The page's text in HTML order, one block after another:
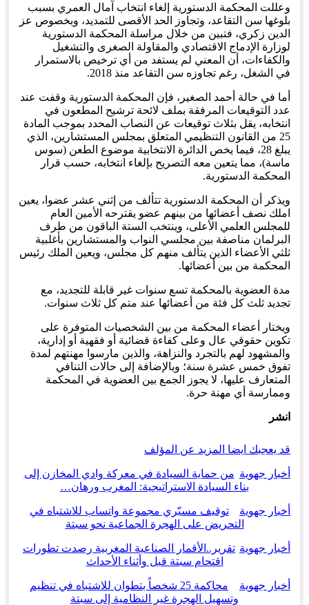
وعللت المحكمة الدستورية إلغاء انتخاب آمال العمري بسبب
بلوغها سن التقاعد، وتجاوز الحد الأقصى للتمديد، وبخصوص عز
الدين زكري، فتبين من خلال مراسلة المحكمة الدستورية
لوزارة الإدماج الاقتصادي والمقاولة الصغرى والتشغيل
والكفاءات، أن المعني لم يستفد من أي ترخيص بالاستمرار
في الشغل، رغم تجاوزه سن التقاعد منذ 2018.
أما في حالة أحمد الصغير، فإن المحكمة الدستورية وقفت عند
عدد التوقيعات المرفقة بملف لائحة ترشيح المطعون في
انتخابه، يقل بثلاث توقيعات عن النصاب المحدد بموجب المادة
25 من القانون التنظيمي المتعلق بمجلس المستشارين، الذي
يبلغ 28، فيما يخص الدائرة الانتخابية موضوع الطعن (سوس
ماسة)، مما يتعين معه التصريح بإلغاء انتخابه، حسب قرار
المحكمة الدستورية.
ويذكر أن المحكمة الدستورية تتألف من إثني عشر عضوا، يعين
املك نصف أعضائها من بينهم عضو يقترحه الأمين العام
للمجلس العلمي الأعلى، وينتخب الستة الباقون من طرف
البرلمان مناصفة بين مجلسي النواب والمستشارين بأغلبية
ثلثي الأعضاء الذين يتألف منهم كل مجلس، ويعين الملك رئيس
المحكمة من بين أعضائها.
مدة العضوية بالمحكمة تسع سنوات غير قابلة للتجديد، مع
تجديد ثلث كل فئة من أعضائها عند متم كل ثلاث سنوات.
ويختار أعضاء المحكمة من بين الشخصيات المتوفرة على
تكوين حقوقي عال وعلى كفاءة قضائية أو فقهية أو إدارية،
والمشهود لهم بالتجرد والنزاهة، والذين مارسوا مهنتهم لمدة
تفوق خمس عشرة سنة؛ وبالإضافة إلى حالات التنافي
المتعارف عليها، لا يجوز الجمع بين العضوية في المحكمة
وممارسة أي مهنة حرة.
انشر
قد يعجبك ايضا المزيد عن المؤلف
أخبار جهوية من حماية السيادة في معركة وادي المخازن إلى
بناء السيادة الاستراتيجية: المغرب ورهان…
أخبار جهوية
توقيف مسيّري مجموعة واتساب للاشتباه في
التحريض على الهجرة الجماعية نحو سبتة
أخبار جهوية تقرير..الأقمار الصناعية المغربية رصدت تطورات
اقتحام سبتة قبل وأثناء الأحداث
أخبار جهوية
محاكمة 25 شخصاً بتطوان للاشتباه في تنظيم
وتسهيل الهجرة غير النظامية إلى سبتة